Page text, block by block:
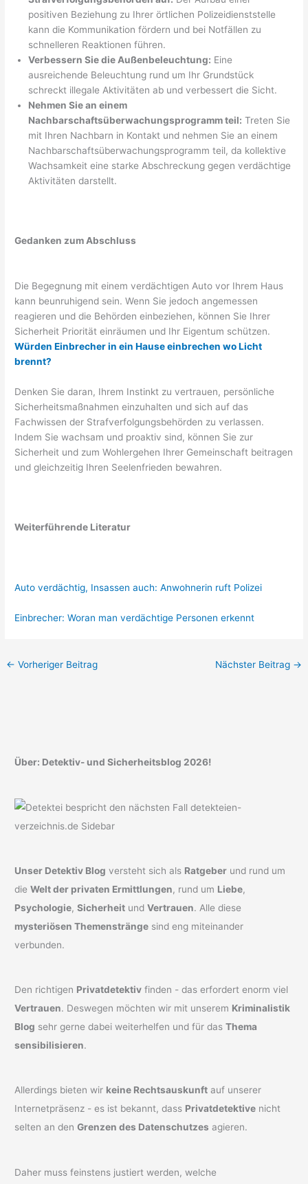
positiven Beziehung zu Ihrer örtlichen Polizeidienststelle
kann die Kommunikation fördern und bei Notfällen zu
schnelleren Reaktionen führen.
Verbessern Sie die Außenbeleuchtung: Eine
ausreichende Beleuchtung rund um Ihr Grundstück
schreckt illegale Aktivitäten ab und verbessert die Sicht.
Nehmen Sie an einem
Nachbarschaftsüberwachungsprogramm teil: Treten Sie
mit Ihren Nachbarn in Kontakt und nehmen Sie an einem
Nachbarschaftsüberwachungsprogramm teil, da kollektive
Wachsamkeit eine starke Abschreckung gegen verdächtige
Aktivitäten darstellt.
Gedanken zum Abschluss
Die Begegnung mit einem verdächtigen Auto vor Ihrem Haus
kann beunruhigend sein. Wenn Sie jedoch angemessen
reagieren und die Behörden einbeziehen, können Sie Ihrer
Sicherheit Priorität einräumen und Ihr Eigentum schützen.
Würden Einbrecher in ein Hause einbrechen wo Licht
brennt?
Denken Sie daran, Ihrem Instinkt zu vertrauen, persönliche
Sicherheitsmaßnahmen einzuhalten und sich auf das
Fachwissen der Strafverfolgungsbehörden zu verlassen.
Indem Sie wachsam und proaktiv sind, können Sie zur
Sicherheit und zum Wohlergehen Ihrer Gemeinschaft beitragen
und gleichzeitig Ihren Seelenfrieden bewahren.
Weiterführende Literatur
Auto verdächtig, Insassen auch: Anwohnerin ruft Polizei
Einbrecher: Woran man verdächtige Personen erkennt
← Vorheriger Beitrag Nächster Beitrag →
Über: Detektiv- und Sicherheitsblog 2026!
Unser Detektiv Blog versteht sich als Ratgeber und rund um
dieWelt der privaten Ermittlungen, rund um Liebe,
Psychologie,Sicherheit undVertrauen. Alle diese
mysteriösen Themenstränge sind eng miteinander
verbunden.
Den richtigen Privatdetektiv finden - das erfordert enorm viel
Vertrauen. Deswegen möchten wir mit unserem Kriminalistik
Blog sehr gerne dabei weiterhelfen und für dasThema
sensibilisieren.
Allerdings bieten wir keine Rechtsauskunft auf unserer
Internetpräsenz - es ist bekannt, dass Privatdetektive nicht
selten an denGrenzen des Datenschutzes agieren.
Daher muss feinstens justiert werden, welche